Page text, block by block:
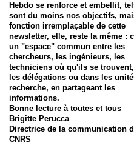
Hebdo se renforce et embellit,
sont du moins nos objectifs,
fonction irremplaçable de cette
newsletter, elle, reste la même :
un "espace" commun entre les
chercheurs, les ingénieurs, les
techniciens où qu'ils se
les délégations ou dans les
recherche, en partageant les
informations.
Bonne lecture à toutes et tous
Brigitte Perucca
Directrice de la communication
CNRS